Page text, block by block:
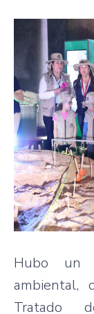
Hubo un
ambiental,
Tratado